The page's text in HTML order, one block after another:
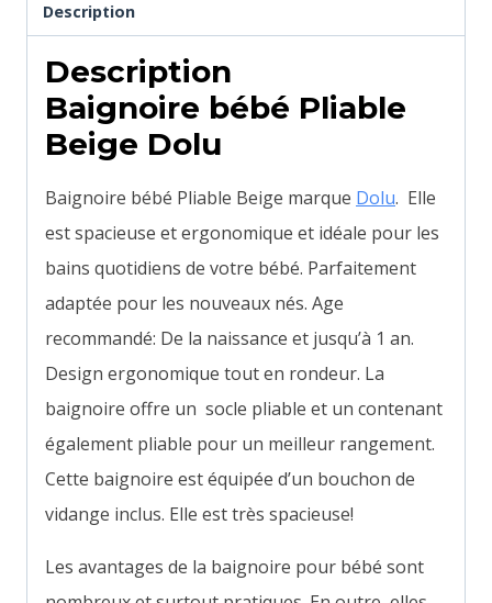
Description
Description
Baignoire bébé Pliable
Beige Dolu
Baignoire bébé Pliable Beige marque Dolu. Elle
est spacieuse et ergonomique et idéale pour les
bains quotidiens de votre bébé. Parfaitement
adaptée pour les nouveaux nés. Age
recommandé: De la naissance et jusqu’à 1 an.
Design ergonomique tout en rondeur. La
baignoire offre un socle pliable et un contenant
également pliable pour un meilleur rangement.
Cette baignoire est équipée d’un bouchon de
vidange inclus. Elle est très spacieuse!
Les avantages de la baignoire pour bébé sont